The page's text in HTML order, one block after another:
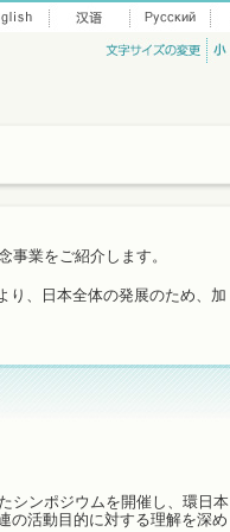
事業をご紹介します。
り、日本全体の発展のため、加
シンポジウムを開催し、環日本
の活動目的に対する理解を深め